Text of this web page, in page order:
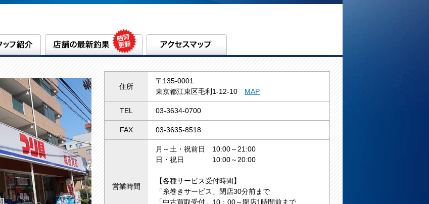
住所
〒135-0001
東京都江東区毛利1-12-10 MAP
TEL 03-3634-0700
FAX 03-3635-8518
営業時間
月～土・祝前日 10:00～21:00
日・祝日 10:00～20:00
【各種サービス受付時間】
「糸巻きサービス」閉店30分前まで
「中古買取受付」10：00～閉店1時間前まで